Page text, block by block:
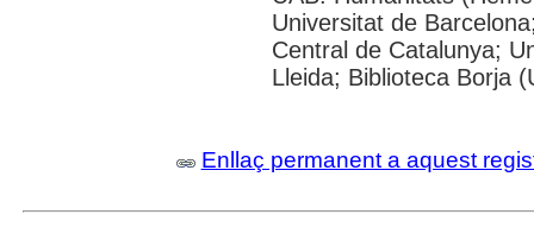
Universitat de
Central de Catalunya;
Lleida; Biblioteca Borja
Enllaç permanent a aquest